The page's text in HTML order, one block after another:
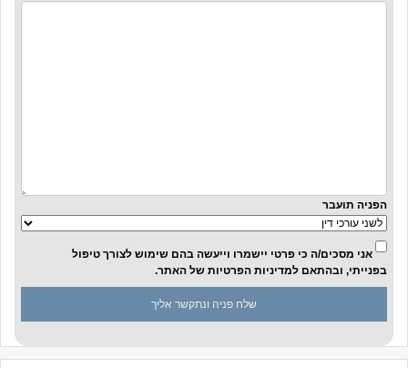
הפניה תועבר
אני מסכים/ה כי פרטי יישמרו וייעשה בהם שימוש לצורך טיפול
בפנייתי, ובהתאם למדיניות הפרטיות של האתר.